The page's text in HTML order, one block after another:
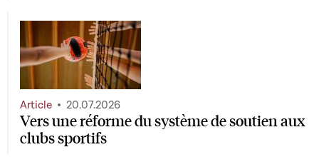
Vers une réforme du système de soutien aux
clubs sportifs
Article 20.07.2026